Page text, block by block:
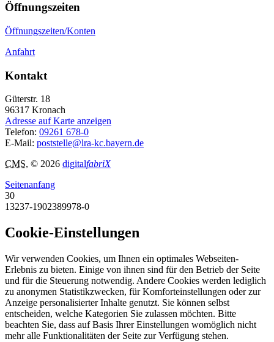
Öffnungszeiten
Öffnungszeiten/Konten
Anfahrt
Kontakt
Güterstr. 18
96317 Kronach
Adresse auf Karte anzeigen
Telefon: 09261 678-0
E-Mail: poststelle@lra-kc.bayern.de
CMS, © 2026 digitalfabriX
Seitenanfang
30
13237-1902389978-0
Cookie-Einstellungen
Wir verwenden Cookies, um Ihnen ein optimales Webseiten-
Erlebnis zu bieten. Einige von ihnen sind für den Betrieb der Seite
und für die Steuerung notwendig. Andere Cookies werden lediglich
zu anonymen Statistikzwecken, für Komforteinstellungen oder zur
Anzeige personalisierter Inhalte genutzt. Sie können selbst
entscheiden, welche Kategorien Sie zulassen möchten. Bitte
beachten Sie, dass auf Basis Ihrer Einstellungen womöglich nicht
mehr alle Funktionalitäten der Seite zur Verfügung stehen.